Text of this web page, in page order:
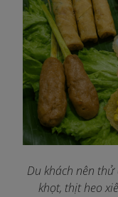
Du khách nên
khọt, thịt heo